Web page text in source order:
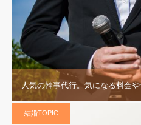
人気の幹事代行。気になる料金
結婚TOPIC